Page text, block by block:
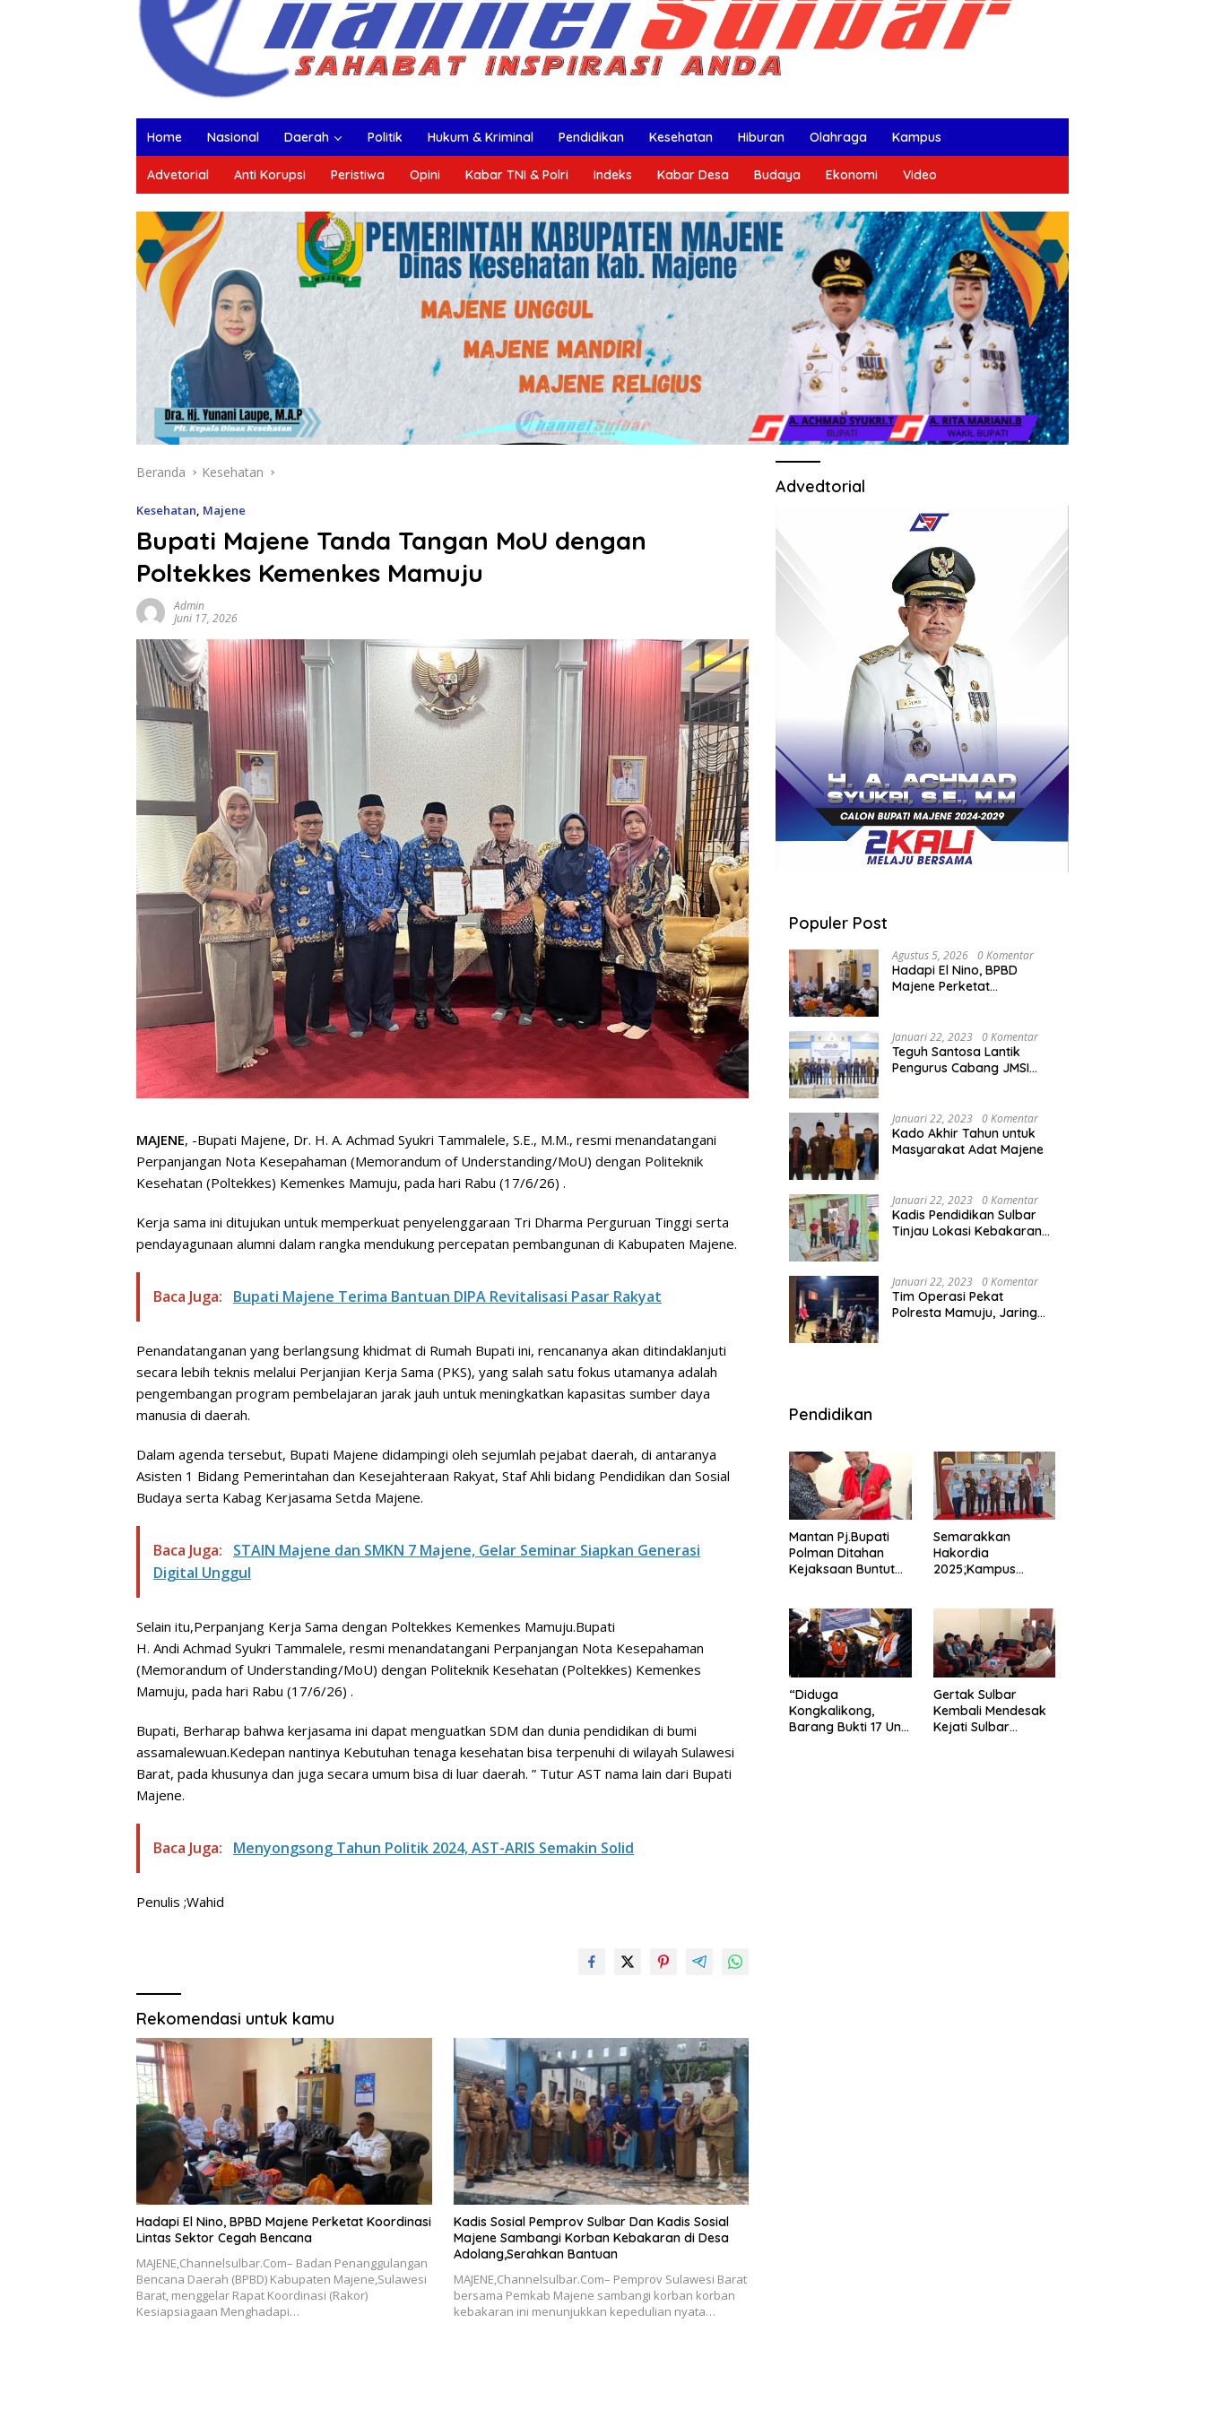
Home Nasional Daerah Politik Hukum & Kriminal Pendidikan Kesehatan Hiburan Olahraga Kampus
Advetorial Anti Korupsi Peristiwa Opini Kabar TNI & Polri Indeks Kabar Desa Budaya Ekonomi Video
Beranda Kesehatan
Kesehatan, Majene
Bupati Majene Tanda Tangan MoU dengan
Poltekkes Kemenkes Mamuju
Admin
Juni 17, 2026
MAJENE, -Bupati Majene, Dr. H. A. Achmad Syukri Tammalele, S.E., M.M., resmi menandatangani
Perpanjangan Nota Kesepahaman (Memorandum of Understanding/MoU) dengan Politeknik
Kesehatan (Poltekkes) Kemenkes Mamuju, pada hari Rabu (17/6/26) .
Kerja sama ini ditujukan untuk memperkuat penyelenggaraan Tri Dharma Perguruan Tinggi serta
pendayagunaan alumni dalam rangka mendukung percepatan pembangunan di Kabupaten Majene.
Baca Juga: Bupati Majene Terima Bantuan DIPA Revitalisasi Pasar Rakyat
Penandatanganan yang berlangsung khidmat di Rumah Bupati ini, rencananya akan ditindaklanjuti
secara lebih teknis melalui Perjanjian Kerja Sama (PKS), yang salah satu fokus utamanya adalah
pengembangan program pembelajaran jarak jauh untuk meningkatkan kapasitas sumber daya
manusia di daerah.
Dalam agenda tersebut, Bupati Majene didampingi oleh sejumlah pejabat daerah, di antaranya
Asisten 1 Bidang Pemerintahan dan Kesejahteraan Rakyat, Staf Ahli bidang Pendidikan dan Sosial
Budaya serta Kabag Kerjasama Setda Majene.
Baca Juga:
STAIN Majene dan SMKN 7 Majene, Gelar Seminar Siapkan Generasi
Digital Unggul
Selain itu,Perpanjang Kerja Sama dengan Poltekkes Kemenkes Mamuju.Bupati
H. Andi Achmad Syukri Tammalele, resmi menandatangani Perpanjangan Nota Kesepahaman
(Memorandum of Understanding/MoU) dengan Politeknik Kesehatan (Poltekkes) Kemenkes
Mamuju, pada hari Rabu (17/6/26) .
Bupati, Berharap bahwa kerjasama ini dapat menguatkan SDM dan dunia pendidikan di bumi
assamalewuan.Kedepan nantinya Kebutuhan tenaga kesehatan bisa terpenuhi di wilayah Sulawesi
Barat, pada khusunya dan juga secara umum bisa di luar daerah. ” Tutur AST nama lain dari Bupati
Majene.
Baca Juga: Menyongsong Tahun Politik 2024, AST-ARIS Semakin Solid
Penulis ;Wahid
Rekomendasi untuk kamu
Hadapi El Nino, BPBD Majene Perketat Koordinasi
Lintas Sektor Cegah Bencana
MAJENE,Channelsulbar.Com– Badan Penanggulangan
Bencana Daerah (BPBD) Kabupaten Majene,Sulawesi
Barat, menggelar Rapat Koordinasi (Rakor)
Kesiapsiagaan Menghadapi…
Kadis Sosial Pemprov Sulbar Dan Kadis Sosial
Majene Sambangi Korban Kebakaran di Desa
Adolang,Serahkan Bantuan
MAJENE,Channelsulbar.Com– Pemprov Sulawesi Barat
bersama Pemkab Majene sambangi korban korban
kebakaran ini menunjukkan kepedulian nyata…
Advedtorial
Populer Post
Agustus 5, 2026 0 Komentar
Hadapi El Nino, BPBD
Majene Perketat
Januari 22, 2023 0 Komentar
Teguh Santosa Lantik
Pengurus Cabang JMSI
Januari 22, 2023 0 Komentar
Kado Akhir Tahun untuk
Masyarakat Adat Majene
Januari 22, 2023 0 Komentar
Kadis Pendidikan Sulbar
Tinjau Lokasi Kebakaran
Januari 22, 2023 0 Komentar
Tim Operasi Pekat
Polresta Mamuju, Jaring
Pendidikan
Mantan Pj.Bupati
Polman Ditahan
Kejaksaan Buntut
Seragam Linmas
Pemilu
Semarakkan
Hakordia
2025;Kampus
Gelar” Satukan Aksi
Basmi Korupsi “
“Diduga
Kongkalikong,
Barang Bukti 17 Unit
Gertak Sulbar
Kembali Mendesak
Kejati Sulbar